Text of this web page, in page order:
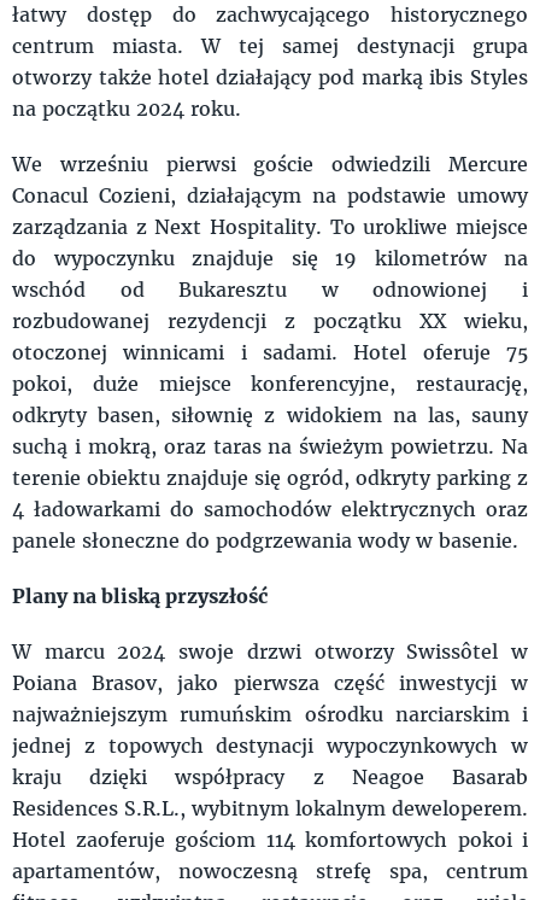
łatwy dostęp do zachwycającego historycznego
centrum miasta. W tej samej destynacji grupa
otworzy także hotel działający pod marką ibis Styles
na początku 2024 roku.
We wrześniu pierwsi goście odwiedzili Mercure
Conacul Cozieni, działającym na podstawie umowy
zarządzania z Next Hospitality. To urokliwe miejsce
do wypoczynku znajduje się 19 kilometrów na
wschód od Bukaresztu w odnowionej i
rozbudowanej rezydencji z początku XX wieku,
otoczonej winnicami i sadami. Hotel oferuje 75
pokoi, duże miejsce konferencyjne, restaurację,
odkryty basen, siłownię z widokiem na las, sauny
suchą i mokrą, oraz taras na świeżym powietrzu. Na
terenie obiektu znajduje się ogród, odkryty parking z
4 ładowarkami do samochodów elektrycznych oraz
panele słoneczne do podgrzewania wody w basenie.
Plany na bliską przyszłość
W marcu 2024 swoje drzwi otworzy Swissôtel w
Poiana Brasov, jako pierwsza część inwestycji w
najważniejszym rumuńskim ośrodku narciarskim i
jednej z topowych destynacji wypoczynkowych w
kraju dzięki współpracy z Neagoe Basarab
Residences S.R.L., wybitnym lokalnym deweloperem.
Hotel zaoferuje gościom 114 komfortowych pokoi i
apartamentów, nowoczesną strefę spa, centrum